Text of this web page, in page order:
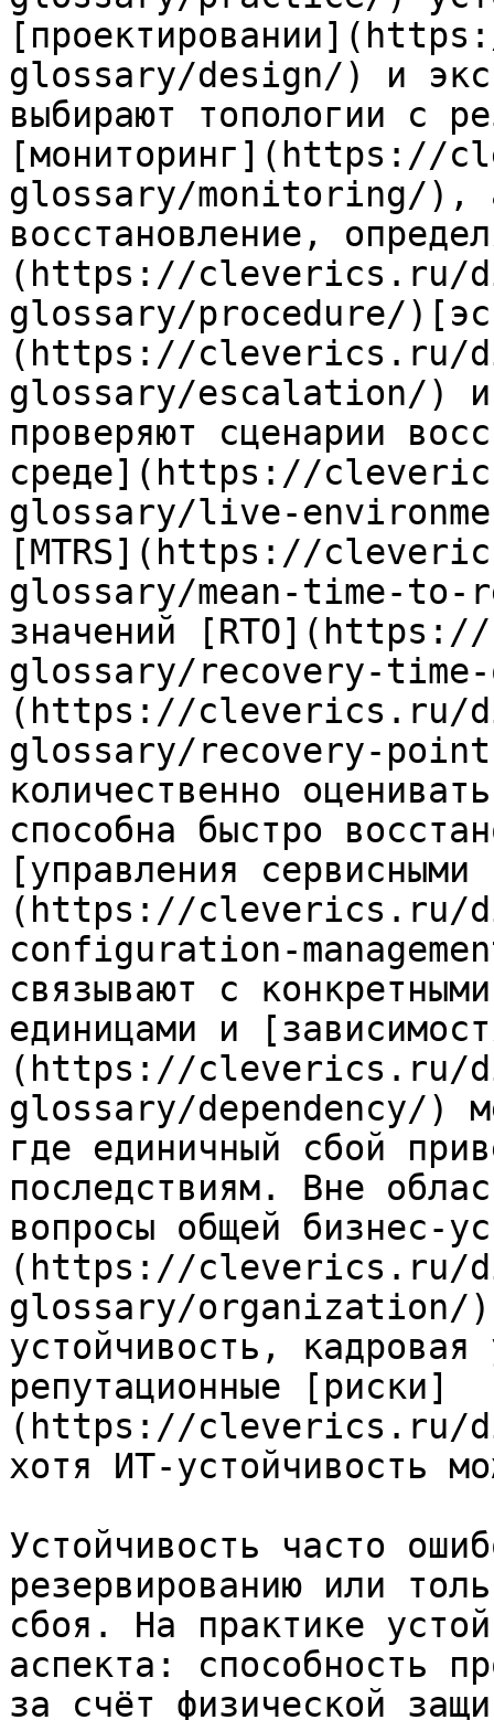
glossary/design/) и
выбирают топологии с
glossary/monitoring/),
восстановление,
(https://cleverics.ru/
glossary/procedure/
(https://cleverics.ru/
glossary/escalation/) и
проверяют сценарии
среде](https://
glossary/live-
[MTRS](https://
glossary/mean-time-
значений
glossary/recovery-
(https://cleverics.ru/
glossary/recovery-
количественно
способна быстро
[управления сервисными
(https://cleverics.ru/
configuration-
связывают с
единицами и
(https://cleverics.ru/
glossary/dependency/)
где единичный сбой
последствиям. Вне
вопросы общей бизнес-
(https://cleverics.ru/
glossary/organization/),
устойчивость, кадровая
репутационные [риски]
(https://cleverics.ru/
хотя ИТ-устойчивость
Устойчивость часто
резервированию или
сбоя. На практике
аспекта: способность
за счёт физической